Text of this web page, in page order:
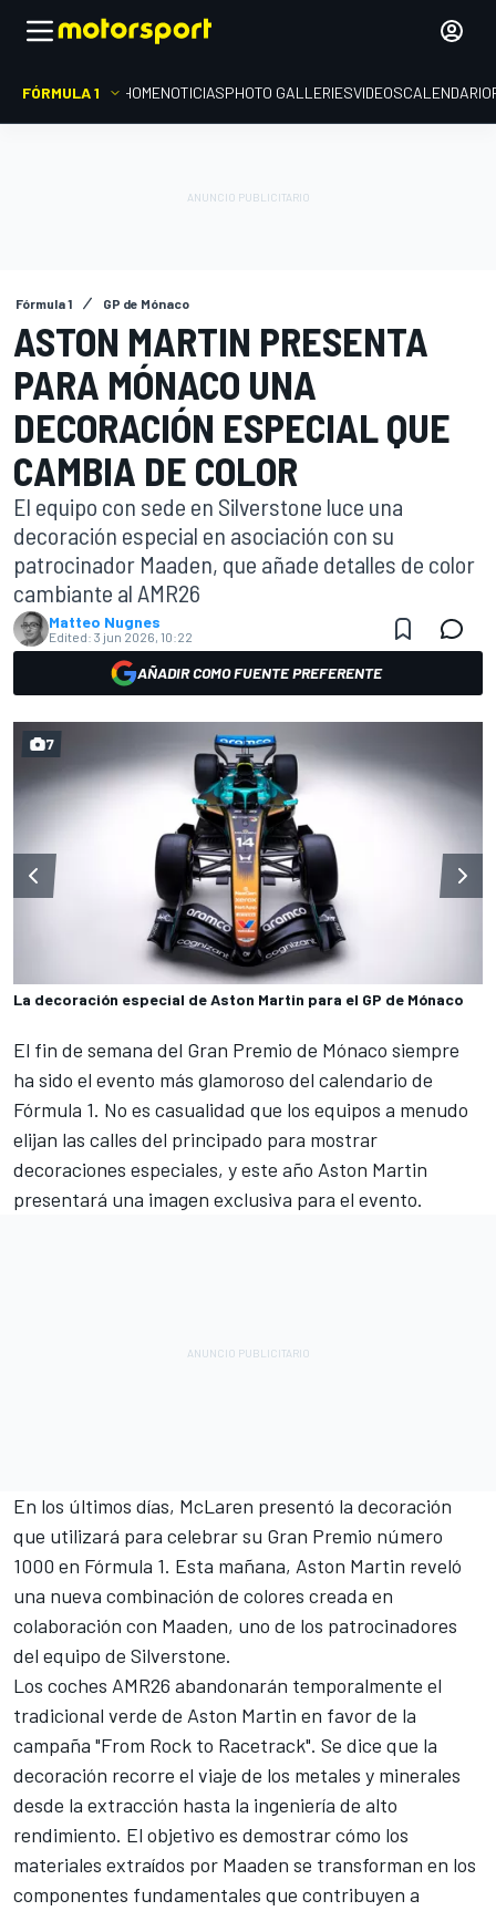
FÓRMULA 1 HOMENOTICIASPHOTO GALLERIESVIDEOSCALENDARIO
Fórmula 1 GP de Mónaco
ASTON MARTIN PRESENTA
PARA MÓNACO UNA
DECORACIÓN ESPECIAL QUE
CAMBIA DE COLOR
El equipo con sede en Silverstone luce una
decoración especial en asociación con su
patrocinador Maaden, que añade detalles de color
cambiante al AMR26
Matteo Nugnes
Edited: 3 jun 2026, 10:22
AÑADIR COMO FUENTE PREFERENTE
La decoración especial de Aston Martin para el GP de Mónaco
7
El fin de semana del Gran Premio de Mónaco siempre
ha sido el evento más glamoroso del calendario de
Fórmula 1. No es casualidad que los equipos a menudo
elijan las calles del principado para mostrar
decoraciones especiales, y este año Aston Martin
presentará una imagen exclusiva para el evento.
En los últimos días, McLaren presentó la decoración
que utilizará para celebrar su Gran Premio número
1000 en Fórmula 1. Esta mañana, Aston Martin reveló
una nueva combinación de colores creada en
colaboración con Maaden, uno de los patrocinadores
del equipo de Silverstone.
Los coches AMR26 abandonarán temporalmente el
tradicional verde de Aston Martin en favor de la
campaña "From Rock to Racetrack". Se dice que la
decoración recorre el viaje de los metales y minerales
desde la extracción hasta la ingeniería de alto
rendimiento. El objetivo es demostrar cómo los
materiales extraídos por Maaden se transforman en los
componentes fundamentales que contribuyen a